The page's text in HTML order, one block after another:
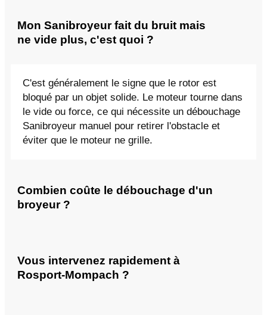
Mon Sanibroyeur fait du bruit mais
ne vide plus, c'est quoi ?
C'est généralement le signe que le rotor est
bloqué par un objet solide. Le moteur tourne dans
le vide ou force, ce qui nécessite un débouchage
Sanibroyeur manuel pour retirer l'obstacle et
éviter que le moteur ne grille.
Combien coûte le débouchage d'un
broyeur ?
Vous intervenez rapidement à
Rosport-Mompach ?